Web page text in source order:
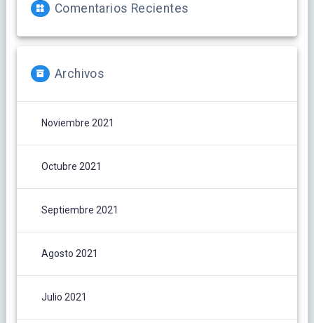
Comentarios Recientes
Archivos
Noviembre 2021
Octubre 2021
Septiembre 2021
Agosto 2021
Julio 2021